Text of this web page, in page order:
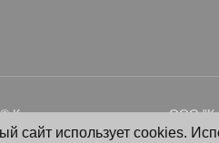
© Климатическая компания ООО
сайт использует cookies.